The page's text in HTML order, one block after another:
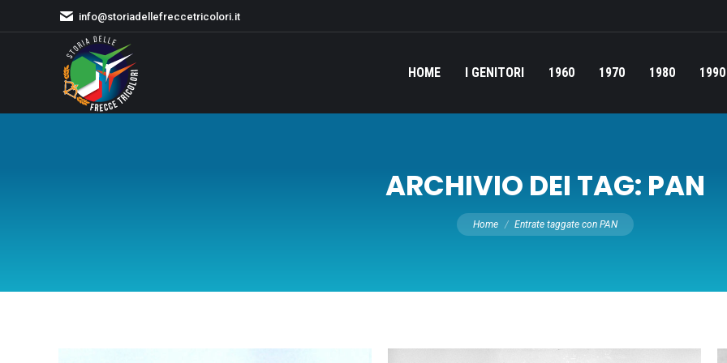
info@storiadellefreccetricolori.it
HOME I GENITORI 1960 1970 1980 1990
ARCHIVIO DEI TAG: PAN
Tu sei qui:
Home Entrate taggate con PAN